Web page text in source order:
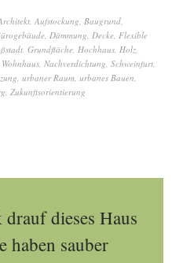
, Aufstockung, Baugrund,
, Dämmung, Decke, Flexible
, Grundfläche, Hochhaus, Holz,
, Nachverdichtung, Schweinfurt,
, urbaner Raum, urbanes Bauen,
, Zukunftsorientierung
dieses Haus
haben sauber